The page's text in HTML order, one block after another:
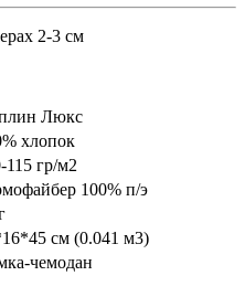
2-3 см
Люкс
хлопок
115 гр/м2
100% п/э
см (0.041 м3)
чемодан